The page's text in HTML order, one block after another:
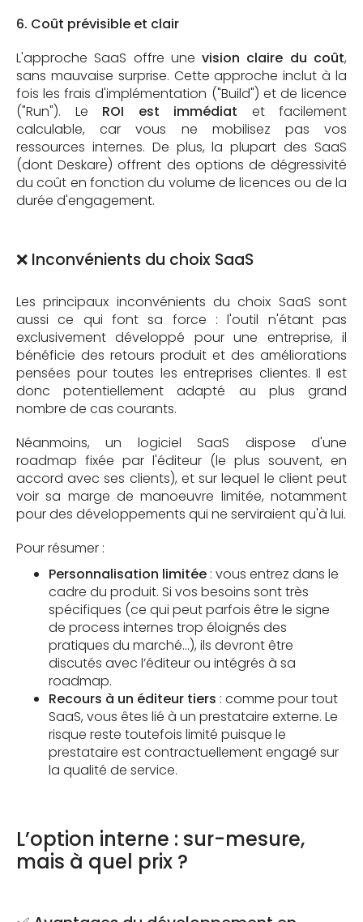
6. Coût prévisible et clair
L'approche SaaS offre unevision claire du coût,
sans mauvaise surprise. Cette approche inclut à la
fois les frais d'implémentation ("Build") et de licence
("Run"). Le ROI est immédiat et facilement
calculable, car vous ne mobilisez pas vos
ressources internes. De plus, la plupart des SaaS
(dont Deskare) offrent des options de dégressivité
du coût en fonction du volume de licences ou de la
durée d'engagement.
❌ Inconvénients du choix SaaS
Les principaux inconvénients du choix SaaS sont
aussi ce qui font sa force : l'outil n'étant pas
exclusivement développé pour une entreprise, il
bénéficie des retours produit et des améliorations
pensées pour toutes les entreprises clientes. Il est
donc potentiellement adapté au plus grand
nombre de cas courants.
Néanmoins, un logiciel SaaS dispose d'une
roadmap fixée par l'éditeur (le plus souvent, en
accord avec ses clients), et sur lequel le client peut
voir sa marge de manoeuvre limitée, notamment
pour des développements qui ne serviraient qu'à lui.
Pour résumer :
Personnalisation limitée : vous entrez dans le
cadre du produit. Si vos besoins sont très
spécifiques (ce qui peut parfois être le signe
de process internes trop éloignés des
pratiques du marché...), ils devront être
discutés avec l’éditeur ou intégrés à sa
roadmap.
Recours à un éditeur tiers : comme pour tout
SaaS, vous êtes lié à un prestataire externe. Le
risque reste toutefois limité puisque le
prestataire est contractuellement engagé sur
la qualité de service.
L’option interne : sur-mesure,
mais à quel prix ?